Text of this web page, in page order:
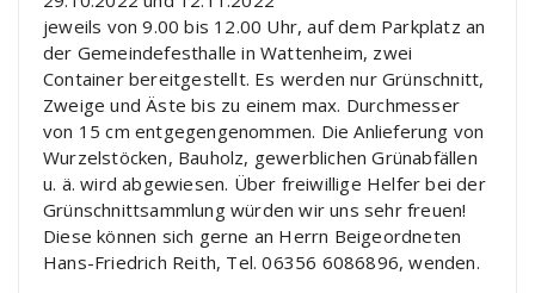
jeweils von 9.00 bis 12.00 Uhr, auf dem Parkplatz an
der Gemeindefesthalle in Wattenheim, zwei
Container bereitgestellt. Es werden nur Grünschnitt,
Zweige und Äste bis zu einem max. Durchmesser
von 15 cm entgegengenommen. Die Anlieferung von
Wurzelstöcken, Bauholz, gewerblichenGrünabfällen
u. ä. wird abgewiesen. Über freiwillige Helfer bei der
Grünschnittsammlung würden wir uns sehr freuen!
Diese können sich gerne an Herrn Beigeordneten
Hans-Friedrich Reith, Tel. 06356 6086896,wenden.